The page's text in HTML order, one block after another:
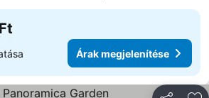
Árak megjelenítése